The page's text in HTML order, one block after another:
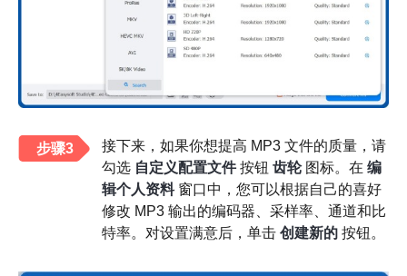
步骤3
接下来，如果你想提高 MP3 文件的质量，请
勾选 自定义配置文件按钮 齿轮图标。在 编
辑个人资料窗口中，您可以根据自己的喜好
修改 MP3 输出的编码器、采样率、通道和比
特率。对设置满意后，单击 创建新的 按钮。